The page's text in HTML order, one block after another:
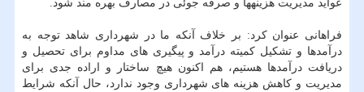
عواید مدیریت هزینهها و صرفه جوئی در مصارف بهره مند شود.
فراهانی عنوان كرد: بر خلاف آنكه ما در شهرداری شاهد توجه به
درآمدها و تشكیل كمیته درآمد و پیگیری های مداوم برای تحصیل و
دریافت درآمدها هستیم، هم اكنون هیچ ساختار و اراده جدی برای
مدیریت و كاهش هزینه های شهرداری وجود ندارد، حال آنكه شرایط